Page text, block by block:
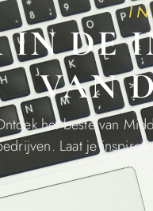
DE
VAN
het beste van
Laat je